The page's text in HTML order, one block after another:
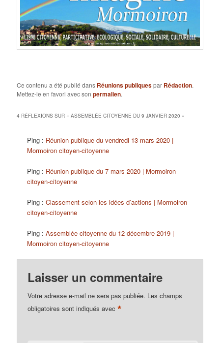
Ce contenu a été publié dans Réunions publiquespar Rédaction.
Mettez-le en favori avec sonpermalien.
4 RÉFLEXIONS SUR «ASSEMBLÉE CITOYENNE DU 9 JANVIER 2020 »
Ping : Réunion publique du vendredi 13 mars 2020 |
Mormoiron citoyen-citoyenne
Ping : Réunion publique du 7 mars 2020 | Mormoiron
citoyen-citoyenne
Ping :Classement selon les idées d’actions | Mormoiron
citoyen-citoyenne
Ping :Assemblée citoyenne du 12 décembre 2019 |
Mormoiron citoyen-citoyenne
Laisser un commentaire
Votre adresse e-mail ne sera pas publiée. Les champs
obligatoires sont indiqués avec*